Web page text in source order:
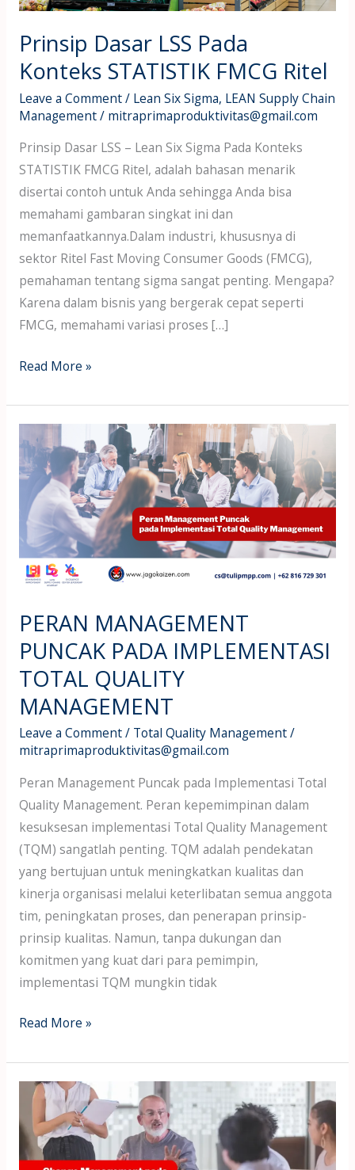
Prinsip Dasar LSS Pada
Konteks STATISTIK FMCG Ritel
Leave a Comment/ Lean Six Sigma, LEAN Supply Chain
Management/ mitraprimaproduktivitas@gmail.com
Prinsip Dasar LSS – Lean Six Sigma Pada Konteks
STATISTIK FMCG Ritel, adalah bahasan menarik
disertai contoh untuk Anda sehingga Anda bisa
memahami gambaran singkat ini dan
memanfaatkannya.Dalam industri, khususnya di
sektor Ritel Fast Moving Consumer Goods (FMCG),
pemahaman tentang sigma sangat penting. Mengapa?
Karena dalam bisnis yang bergerak cepat seperti
FMCG, memahami variasi proses […]
STATISTIK
FMCG
Ritel
Read More »
PERAN MANAGEMENT
PUNCAK PADA IMPLEMENTASI
TOTAL QUALITY
MANAGEMENT
Leave a Comment/ Total Quality Management/
mitraprimaproduktivitas@gmail.com
Peran Management Puncak pada Implementasi Total
Quality Management. Peran kepemimpinan dalam
kesuksesan implementasi Total Quality Management
(TQM) sangatlah penting. TQM adalah pendekatan
yang bertujuan untuk meningkatkan kualitas dan
kinerja organisasi melalui keterlibatan semua anggota
tim, peningkatan proses, dan penerapan prinsip-
prinsip kualitas. Namun, tanpa dukungan dan
komitmen yang kuat dari para pemimpin,
implementasi TQM mungkin tidak
PERAN
MANAGEMENT
PUNCAK
PADA
IMPLEMENTASI
TOTAL
QUALITY
MANAGEMENT
Read More »
Change
Management
pada
TQM